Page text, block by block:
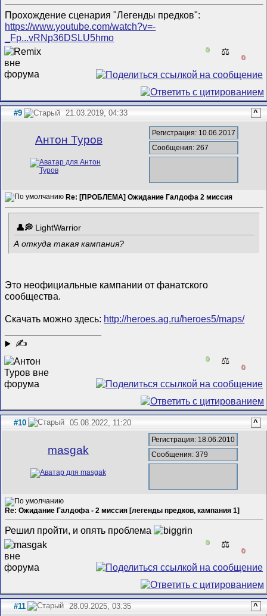
Прохождение сценария "Легенды предков":
https://www.youtube.com/watch?v=-
_Fp...vRNp36DSLU5hmo
0 ⚖️
0
#9 21.03.2019, 04:33 ^
Антон Туров
Регистрация: 10.06.2017
Сообщения: 267
Re: [ПРОБЛЕМА] Ожидание Галдофа 2 миссия
LightWarrior
А откуда такая кампания?
Это неофициальные кампании от фанатского
сообщества.
Скачать можно здесь: http://heroes.ag.ru/heroes5/maps/
✍
0 ⚖️
0
#10 05.08.2022, 11:20 ^
masgak
Регистрация: 18.06.2010
Сообщения: 379
Re: Ожидание Галдофа - 2 миссия [легенды предков, кампания 1]
Решил пройти, и опять проблема
0 ⚖️
0
#11 28.09.2025, 03:35 ^